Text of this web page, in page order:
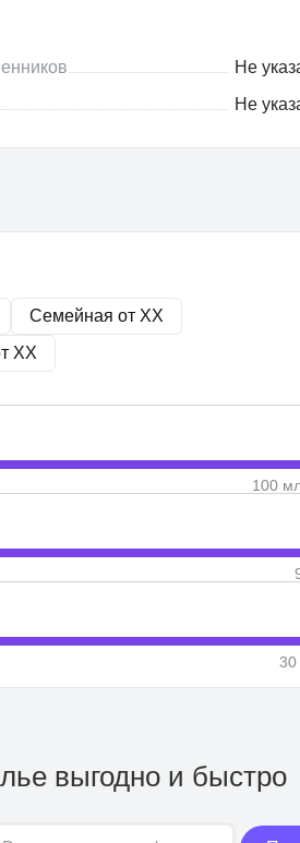
Не
Не
Семейная от XX
XX
100
30
выгодно и быстро